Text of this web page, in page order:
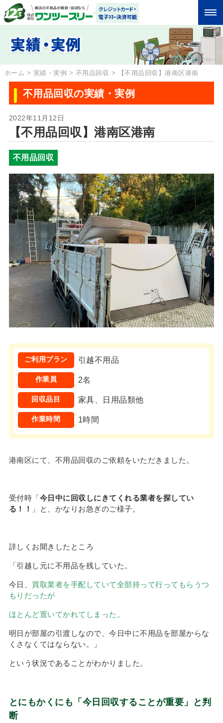
ホーム > 実績・実例 > 不用品回収 > 【不用品回収】港南区港南
不用品回収の実績・実例
2022年11月12日
【不用品回収】港南区港南
不用品回収
ご利用プラン 引越不用品
作業員 2名
回収品目 家具、日用品類他
作業時間 1時間
港南区にて、不用品回収のご依頼をいただきました。
受付時「今日中に回収しにきてくれる業者を探してい
る！！
」と、かなりお急ぎのご様子。
詳しくお聞きしたところ
「引越し元に不用品を残していた。
今日、 買取業者を手配していて全部持って行ってもらうつ
もりだったが
ほとんど置いてかれてしまった。
明日が部屋の引渡しなので、今日中に不用品を部屋からな
くさなくてはならない。」
という状況であることがわかりました。
とにもかくにも「今日回収することが重要」と判
断